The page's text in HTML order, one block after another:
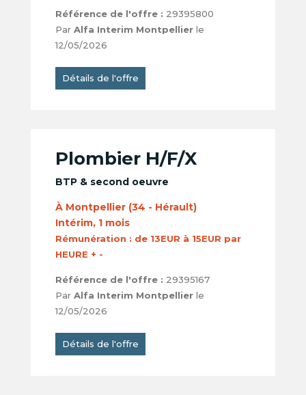
Référence de l'offre : 29395800
Par Alfa Interim Montpellierle
12/05/2026
Détails de l'offre
Plombier H/F/X
BTP & second oeuvre
À Montpellier (34 - Hérault)
Intérim, 1 mois
Rémunération : de 13EUR à 15EUR par
HEURE + -
Référence de l'offre : 29395167
Par Alfa Interim Montpellierle
12/05/2026
Détails de l'offre